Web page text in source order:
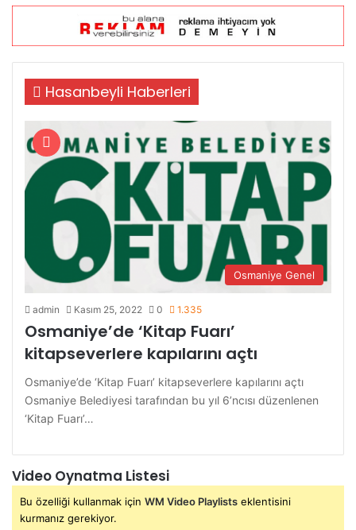
Hasanbeyli Haberleri
Osmaniye Genel
admin Kasım 25, 2022 0 1.335
Osmaniye’de ‘Kitap Fuarı’
kitapseverlere kapılarını açtı
Osmaniye’de ‘Kitap Fuarı’ kitapseverlere kapılarını açtı
Osmaniye Belediyesi tarafından bu yıl 6’ncısı düzenlenen
‘Kitap Fuarı’…
Video Oynatma Listesi
Bu özelliği kullanmak için WM Video Playlists eklentisini
kurmanız gerekiyor.